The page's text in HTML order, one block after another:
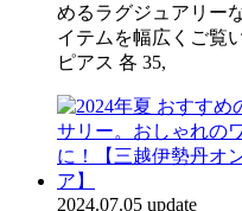
めるラグジュアリー
イテムを幅広くご覧
ピアス 各 35,
2024.07.05 update